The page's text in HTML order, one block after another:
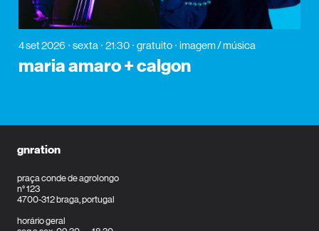
4 set 2026 sexta 21:30 gratuito imagem / música
maria amaro + calgon
gnration
praça conde de agrolongo
n° 123
4700-312 braga, portugal
horário geral